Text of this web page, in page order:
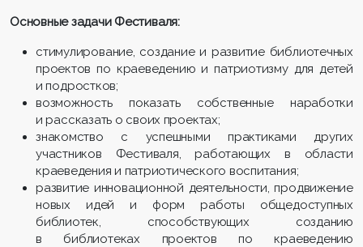
Основные задачи Фестиваля:
стимулирование, создание и развитие библиотечных
проектов по краеведению и патриотизму для детей
и подростков;
возможность показать собственные наработки
и рассказать о своих проектах;
знакомство с успешными практиками других
участников Фестиваля, работающих в области
краеведения и патриотического воспитания;
​​​​​развитие инновационной деятельности, продвижение
новых идей и форм работы общедоступных
библиотек, способствующих созданию
в библиотеках проектов по краеведению